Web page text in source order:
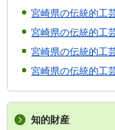
宮崎県の伝統的工
宮崎県の伝統的工
宮崎県の伝統的工
宮崎県の伝統的工
知的財産